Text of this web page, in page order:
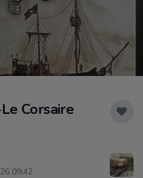
Corsaire
09:42